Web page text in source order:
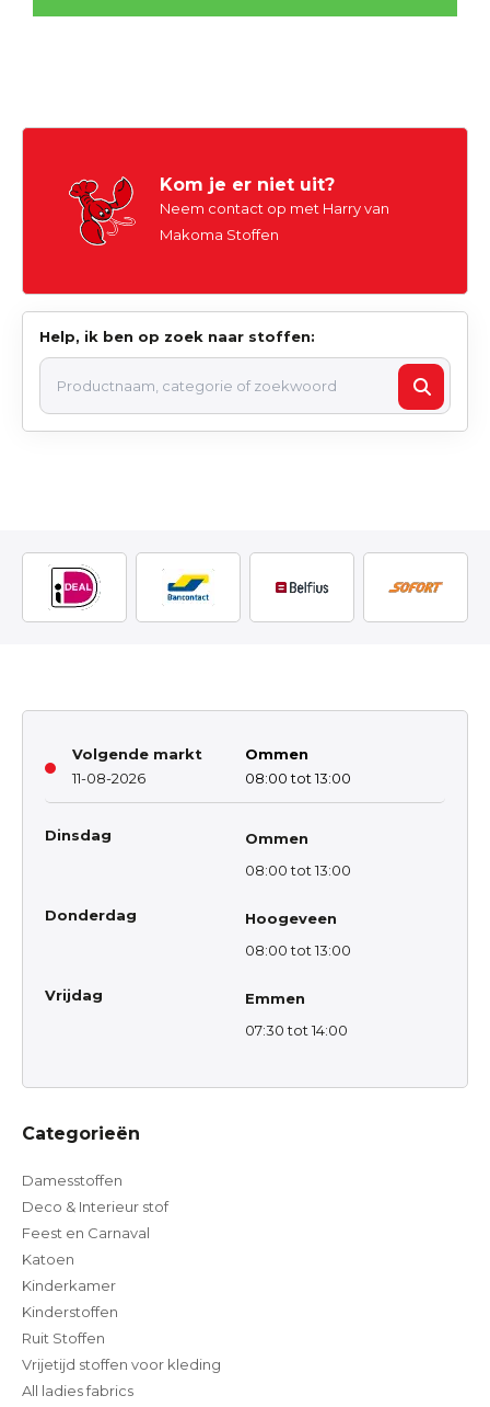
Kom je er niet uit?
Neem contact op met Harry van
Makoma Stoffen
Help, ik ben op zoek naar stoffen:
Volgende markt
11-08-2026
Ommen
08:00 tot 13:00
Dinsdag
Ommen
08:00 tot 13:00
Donderdag
Hoogeveen
08:00 tot 13:00
Vrijdag
Emmen
07:30 tot 14:00
Categorieën
Damesstoffen
Deco & Interieur stof
Feest en Carnaval
Katoen
Kinderkamer
Kinderstoffen
Ruit Stoffen
Vrijetijd stoffen voor kleding
All ladies fabrics